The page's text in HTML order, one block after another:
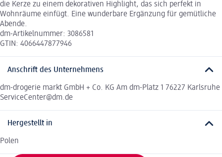
die Kerze zu einem dekorativen Highlight, das sich perfekt in
Wohnräume einfügt. Eine wunderbare Ergänzung für gemütliche
Abende.
dm-Artikelnummer: 3086581
GTIN: 4066447877946
Anschrift des Unternehmens
dm-drogerie markt GmbH + Co. KG Am dm-Platz 1 76227 Karlsruhe
ServiceCenter@dm.de
Hergestellt in
Polen